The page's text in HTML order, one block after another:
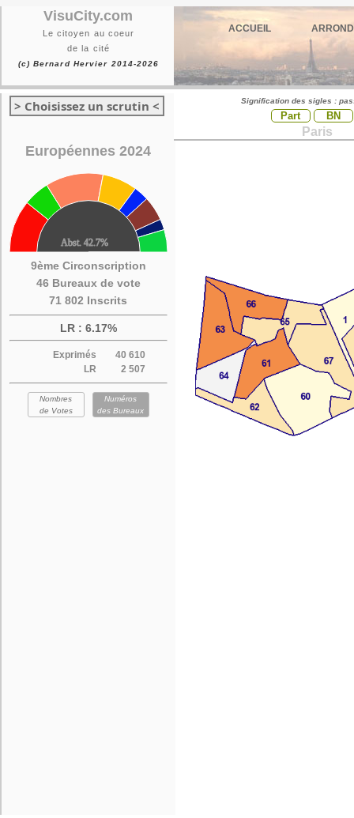
VisuCity.com
Le citoyen au coeur
de la cité
(c) Bernard Hervier 2014-2026
ACCUEIL
> Choisissez un scrutin <
Européennes 2024
9ème Circonscription
46 Bureaux de vote
71 802 Inscrits
LR : 6.17%
Exprimés
40 610
LR
2 507
Nombres
de Votes
Numéros
des Bureaux
Signification des sigles :
Part BN
Paris